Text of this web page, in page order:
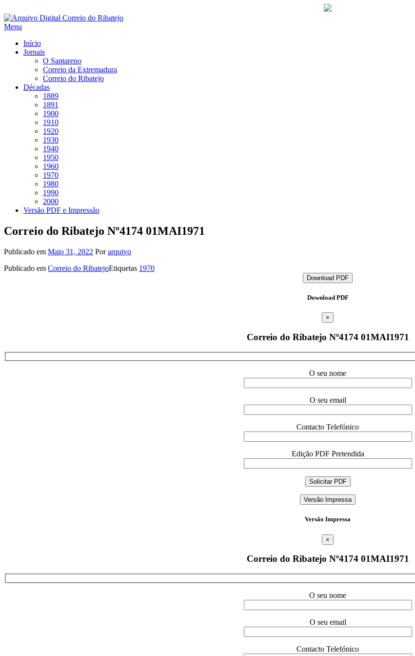
Saltar
para
Menu
Início
Jornais
O Santareno
Correio da Extremadura
Correio do Ribatejo
Décadas
1889
1891
1900
1910
1920
1930
1940
1950
1960
1970
1980
1990
2000
Versão PDF e Impressão
Correio do Ribatejo Nº4174 01MAI1971
Publicado em Maio 31, 2022 Porarquivo
Publicado em Correio do RibatejoEtiquetas 1970
Download PDF
Download PDF
×
Correio do Ribatejo Nº4174 01MAI1971
O seu nome
O seu email
Contacto Telefónico
Edição PDF Pretendida
Versão Impressa
Versão Impressa
×
Correio do Ribatejo Nº4174 01MAI1971
O seu nome
O seu email
Contacto Telefónico